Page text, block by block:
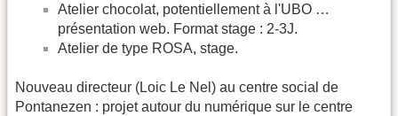
Atelier chocolat, potentiellement à l'UBO …
présentation web. Format stage : 2-3J.
Atelier de type ROSA, stage.
Nouveau directeur (Loic Le Nel) au centre social de
Pontanezen : projet autour du numérique sur le centre